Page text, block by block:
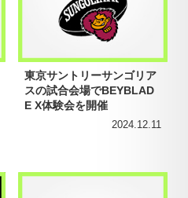
東京サントリーサンゴリア
スの試合会場でBEYBLAD
E X体験会を開催
2024.12.11